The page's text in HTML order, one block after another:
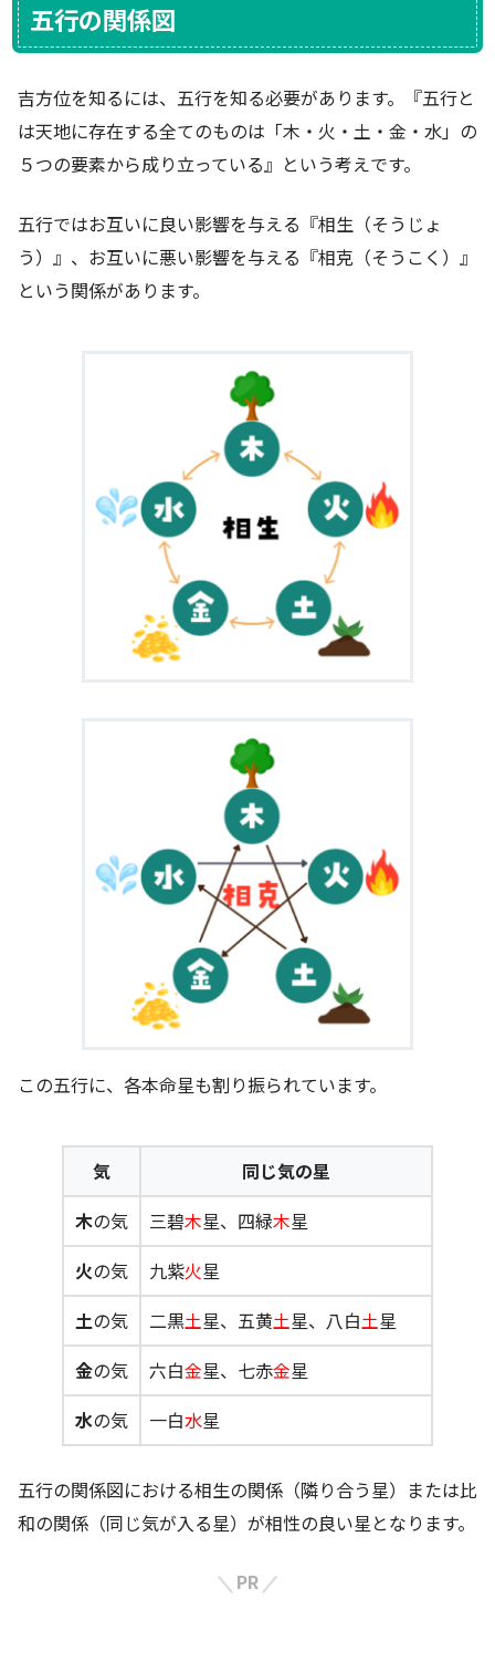
五行の関係図
吉方位を知るには、五行を知る必要があります。『五行と
は天地に存在する全てのものは「木・火・土・金・水」の
５つの要素から成り立っている』という考えです。
五行ではお互いに良い影響を与える『相生（そうじょ
う）』、お互いに悪い影響を与える『相克（そうこく）』
という関係があります。
この五行に、各本命星も割り振られています。
気
同じ気の星
木の気 三碧木星、四緑木星
火の気 九紫火星
土の気 二黒土星、五黄土星、八白土星
金の気 六白金星、七赤金星
水の気 一白水星
五行の関係図における相生の関係（隣り合う星）または比
和の関係（同じ気が入る星）が相性の良い星となります。
PR